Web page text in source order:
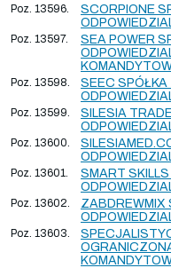
Poz. 13596.
SCORPIONE
Poz. 13597.
SEA POWER
Poz. 13598.
SEEC
Poz. 13599.
SILESIA
Poz. 13600.
Poz. 13601.
SMART
Poz. 13602.
ZABDREWMIX
Poz. 13603.